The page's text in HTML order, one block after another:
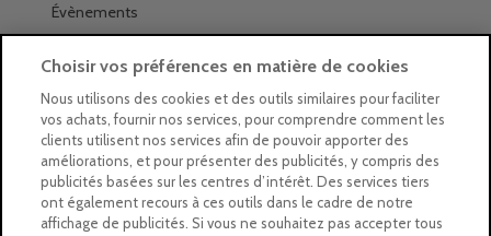
Évènements
Trouver nos magasins
La newsletter des magasins
Feuilleter le Guide
Gratuit : intégrer le Guide
Choisir vos préférences en matière de cookies
Nous utilisons des cookies et des outils similaires pour faciliter
vos achats, fournir nos services, pour comprendre comment les
clients utilisent nos services afin de pouvoir apporter des
améliorations, et pour présenter des publicités, y compris des
publicités basées sur les centres d’intérêt. Des services tiers
ont également recours à ces outils dans le cadre de notre
affichage de publicités. Si vous ne souhaitez pas accepter tous